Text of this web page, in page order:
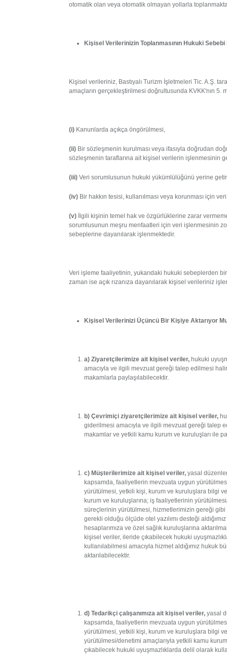
otomatik olan veya otomatik olmayan yollarla
Kişisel Verilerinizin Toplanmasının Hukuki
Kişisel verileriniz, Bastıyalı Turizm İşletmeleri Tic. A.Ş.
amaçların gerçekleştirilmesi doğrultusunda KVKK'nın 5.
(i) Kanunlarda açıkça öngörülmesi,
(ii) Bir sözleşmenin kurulması veya ifasıyla doğrudan
sözleşmenin taraflarına ait kişisel verilerin işlenmesinin
(iii) Veri sorumlusunun hukuki yükümlülüğünü yerine
(iv) Bir hakkın tesisi, kullanılması veya korunması için
(v) İlgili kişinin temel hak ve özgürlüklerine zarar
sorumlusunun meşru menfaatleri için veri işlenmesinin
sebeplerine dayanılarak işlenmektedir.
Veri işleme faaliyetinin, yukarıdaki hukuki sebeplerden
zaman ise açık rızanıza dayanılarak kişisel verileriniz
Kişisel Verilerinizi Üçüncü Bir Kişiye Aktarıyor
a) Ziyaretçilerimize ait kişisel veriler, hukuki
amacıyla ve ilgili mevzuat gereği talep edilmesi
makamlarla paylaşılabilecektir.
b) Çevrimiçi ziyaretçilerimize ait kişisel veriler,
giderilmesi amacıyla ve ilgili mevzuat gereği talep
makamlar ve yetkili kamu kurum ve kuruluşları ile
c) Müşterilerimize ait kişisel veriler, yasal
kapsamda, faaliyetlerin mevzuata uygun
yürütülmesi, yetkili kişi, kurum ve kuruluşlara bilgi
kurum ve kuruluşlarına; iş faaliyetlerinin
süreçlerinin yürütülmesi, hizmetlerimizin gereği gibi
gerekli olduğu ölçüde otel yazılımı desteği
hesaplarımıza ve özel sağlık kuruluşlarına
kişisel veriler, ileride çıkabilecek hukuki
kullanılabilmesi amacıyla hizmet aldığımız hukuk
aktarılabilecektir.
d) Tedarikçi çalışanımıza ait kişisel veriler, yasal
kapsamda, faaliyetlerin mevzuata uygun
yürütülmesi, yetkili kişi, kurum ve kuruluşlara bilgi
yürütülmesi/denetimi amaçlarıyla yetkili kamu
çıkabilecek hukuki uyuşmazlıklarda delil olarak